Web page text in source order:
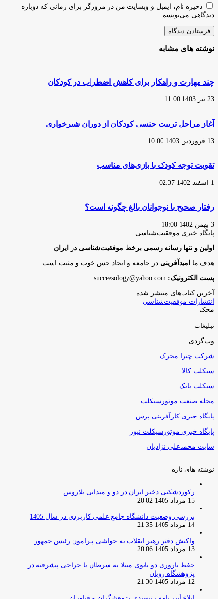
ذخیره نام، ایمیل و وبسایت من در مرورگر برای زمانی که دوباره
دیدگاهی می‌نویسم.
نوشته های مشابه
چند مهارت و راهکار برای کاهش اضطراب در کودکان
23 تیر 1403 11:00
آغاز مراحل تربیت جنسی کودکان از دوران شیرخواری
13 فروردین 1403 10:00
تقویت توجه کودک با بازی‌های مناسب
1 اسفند 1402 02:37
رفتار صحیح با نوجوانان بالغ چگونه است؟
3 بهمن 1402 18:00
پایگاه‌ خبری موفقیت‌شناسی
اولین و تنها رسانه رسمی برخط موفقیت‌شناسی در ایران
هدف ما امیدآفرینی در جامعه و ایجاد حس خوب و مثبت است.
پست الکترونیک:
آخرین کتاب‌های منتشر شده
انتشارات موفقیت‌شناسی
محک
تبلیغات
وب‌گردی
شرکت چترا محرک
سیکلت کالا
سیکلت بانک
مجله صنعت موتورسیکلت
پایگاه خبری کارآفرینی پرس
پایگاه خبری موتورسیکلت نیوز
سایت محمدعلی نژادیان
نوشته های تازه
رکوردشکنی دختر ایران در دو و میدانی بلاروس
15 مرداد 1405 20:02
بررسی وضعیت دانشگاه جامع علمی کاربردی در سال 1405
14 مرداد 1405 21:35
واکنش دفتر رهبر انقلاب به حواشی پیرامون رئیس جمهور
13 مرداد 1405 20:06
حفظ باروری دو بانوی مبتلا به سرطان با جراحی پیشرفته در
پژوهشگاه رویان
12 مرداد 1405 21:30
ابلاغ آیین‌نامه رتبه‌بندی پژوهشگران و فناوران